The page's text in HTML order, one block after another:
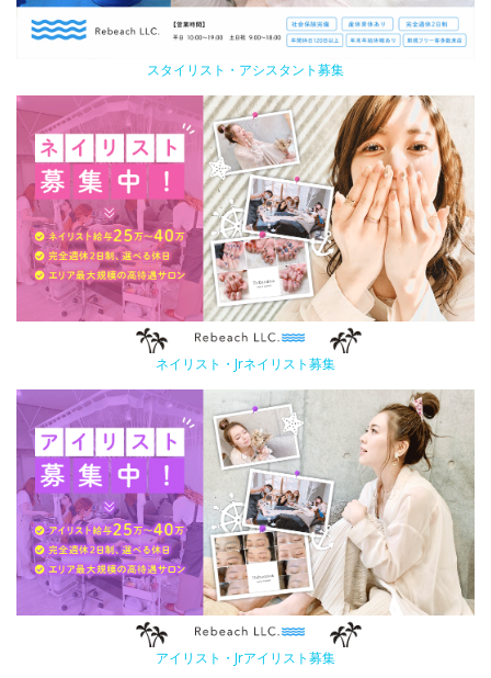
スタイリスト・アシスタント募集
ネイリスト・Jrネイリスト募集
アイリスト・Jrアイリスト募集